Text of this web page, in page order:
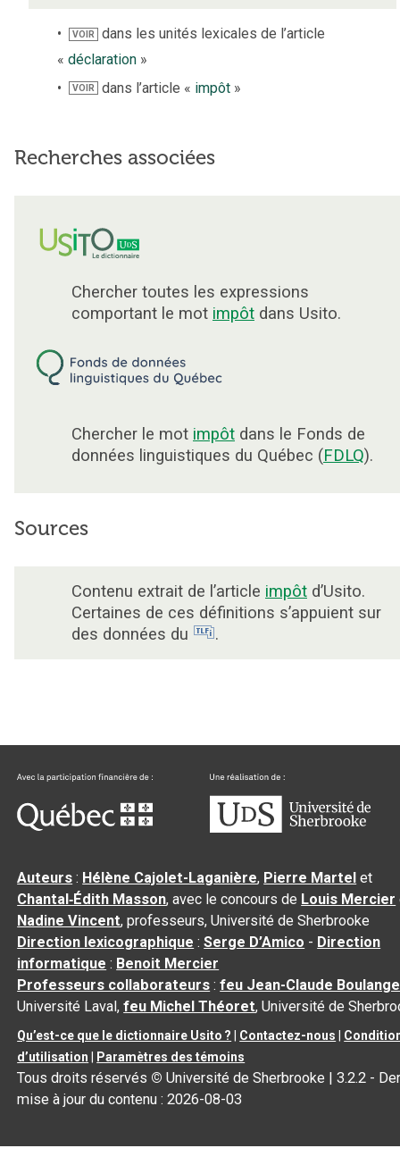
VOIR
dans les unités lexicales de l’article
« déclaration »
VOIR dans l’article « impôt »
Recherches associées
Chercher toutes les expressions
comportant le mot impôt dans Usito.
Chercher le mot impôt dans le Fonds de
données linguistiques du Québec (FDLQ).
Sources
Contenu extrait de l’article impôt d’Usito.
Certaines de ces définitions s’appuient sur
des données du
.
Auteurs : Hélène Cajolet-Laganière, Pierre Martel et
Chantal‑Édith Masson, avec le concours de Louis Mercier
Nadine Vincent, professeurs, Université de Sherbrooke
Direction lexicographique :Serge D’Amico - Direction
informatique : Benoit Mercier
Professeurs collaborateurs :feu Jean-Claude
Université Laval,feu Michel Théoret, Université de
Qu’est-ce que le dictionnaire Usito ? Contactez-nous
d’utilisation
Paramètres des témoins
Tous droits réservés © Université de Sherbrooke |3.2.2 -
mise à jour du contenu :2026-08-03